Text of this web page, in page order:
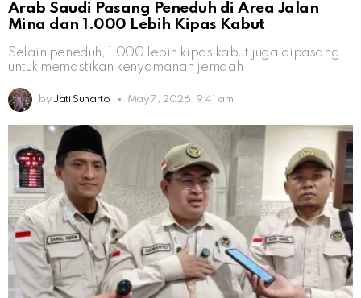
Arab Saudi Pasang Peneduh di Area Jalan
Mina dan 1.000 Lebih Kipas Kabut
Selain peneduh, 1.000 lebih kipas kabut juga dipasang
untuk memastikan kenyamanan jemaah
by Jati Sunarto May 7, 2026, 9:41 am